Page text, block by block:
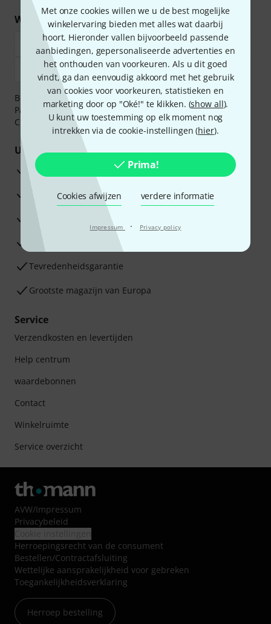
Met onze cookies willen we u de best mogelijke
winkelervaring bieden met alles wat daarbij
hoort. Hieronder vallen bijvoorbeeld passende
aanbiedingen, gepersonaliseerde advertenties en
het onthouden van voorkeuren. Als u dit goed
vindt, ga dan eenvoudig akkoord met het gebruik
van cookies voor voorkeuren, statistieken en
marketing door op "Oké!" te klikken. (show all).
U kunt uw toestemming op elk moment nog
intrekken via de cookie-instellingen (hier).
Prima!
Cookies afwijzen verdere informatie
Impressum · Privacy policy
Winkel en betaal veilig
Betaalt u veilig en vertrouwd met Bankoverschrijving,
PayPal, iDEAL,Klarna Betaal Nu Klarna Betaal in 3of
Creditcard.
Uw voordelen
3 jaar Thomann garantie
30 dagen Money Back-garantie
Advies van onze experts
Tevredenheidsgarantie
Grootste magazijn van Europa
Service
Verzendkosten en levertijden
Help centrum
waardebonnen
Contact
Winkelruimte
Service overzicht
AVW/Impressum
Privacybeleid
Herroepingsrecht van de consument
Bestellen/Contractafsluiting
Wettelijke aansprakelijkheid voor gebreken
Toegankelijkheidsverklaring
Herroep bestelling